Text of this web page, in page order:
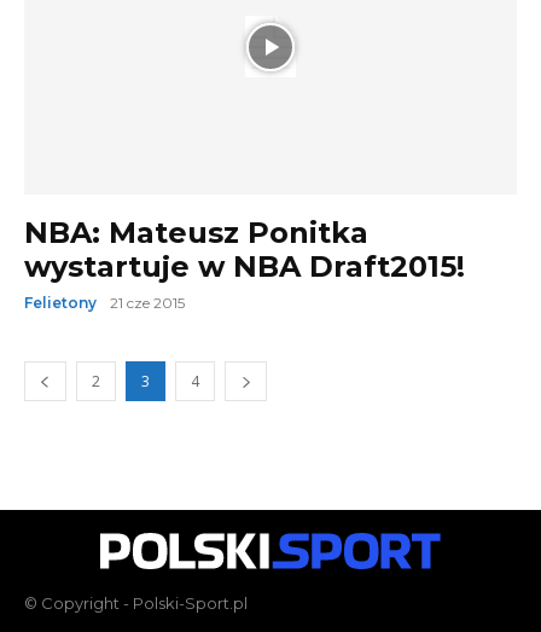
NBA: Mateusz Ponitka
wystartuje w NBA Draft2015!
Felietony 21 cze 2015
2 3 4
© Copyright - Polski-Sport.pl